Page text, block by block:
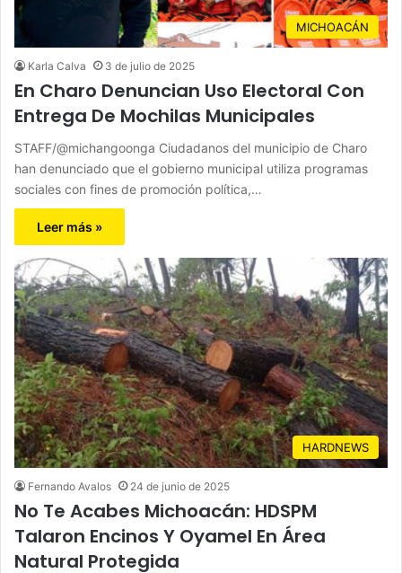
MICHOACÁN
Karla Calva 3 de julio de 2025
En Charo Denuncian Uso Electoral Con
Entrega De Mochilas Municipales
STAFF/@michangoonga Ciudadanos del municipio de Charo
han denunciado que el gobierno municipal utiliza programas
sociales con fines de promoción política,…
Leer más »
HARDNEWS
Fernando Avalos 24 de junio de 2025
No Te Acabes Michoacán: HDSPM
Talaron Encinos Y Oyamel En Área
Natural Protegida